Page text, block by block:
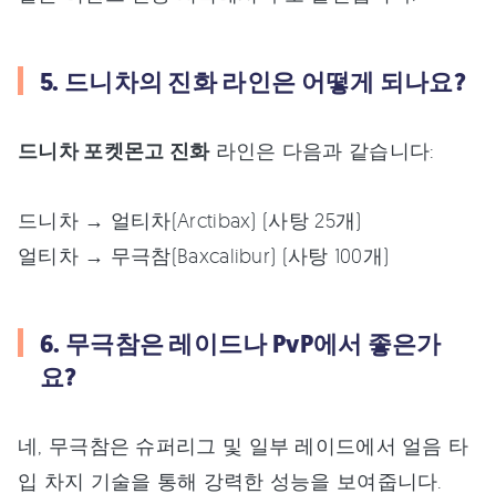
5. 드니차의 진화 라인은 어떻게 되나요?
드니차 포켓몬고 진화라인은 다음과 같습니다:
드니차 → 얼티차(Arctibax) (사탕 25개)
얼티차 → 무극참(Baxcalibur) (사탕 100개)
6. 무극참은 레이드나 PvP에서 좋은가
요?
네, 무극참은 슈퍼리그 및 일부 레이드에서 얼음 타
입 차지 기술을 통해 강력한 성능을 보여줍니다.